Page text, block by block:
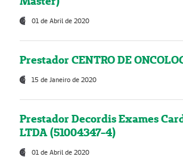
01 de Abril de 2020
Prestador CENTRO DE
15 de Janeiro de 2020
Prestador Decordis Exames
LTDA (51004347-4)
01 de Abril de 2020